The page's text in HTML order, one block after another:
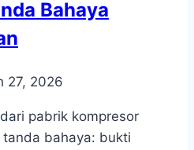
Bahaya
27, 2026
pabrik kompresor
tanda bahaya: bukti